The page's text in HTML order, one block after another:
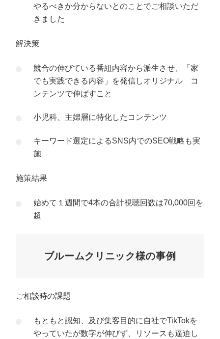
やるべきか分からないとのことでご相談いただ
きました
解決策
競合の伸びている番組内容から派生させ、「家
でも実践できる内容」を発信しオリジナル コ
ンテンツで伸ばすこと
小児科、主婦層に特化したコンテンツ
キーワード選定によるSNS内でのSEO戦略も実
施
施策結果
始めて１週間で4本の合計視聴回数は70,000回を
超
ブルームクリニック様の事例
ご相談時の課題
もともと認知、及び集客目的に自社でTikTokを
やっていたが数字が伸びず、リソースも逼迫し